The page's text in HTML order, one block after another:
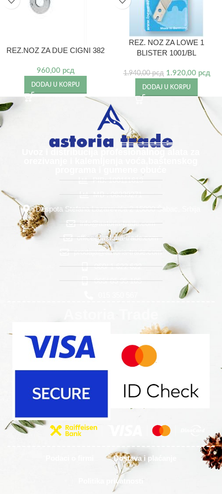
REZ.NOZ ZA DUE CIGNI 382
960,00 рсд
DODAJ U KORPU
REZ. NOZ ZA LOWE 1
BLISTER 1001/BL
1.940,00рсд 1.920,00 рсд
DODAJ U KORPU
PIB: 100111613
MB : 06339271
Despota Stefana Lazarevića 2 15000 Šabac, Srbija
info@astoria-trade.com
office@astoria-trade.com
prodaja@astoria-trade.com
060/ 1 622 622
065/ 85 95 105
Dostava i plaćanje
Politika privatnosti